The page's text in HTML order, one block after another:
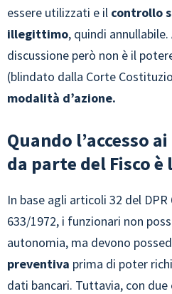
essere utilizzati e il controllo
illegittimo, quindi
discussione però non è il
(blindato dalla Corte
modalità d’azione.
Quando l’accesso
da parte del Fisco
In base agli articoli 32 del DPR
633/1972, i funzionari non
autonomia, ma devono
preventiva prima di poter
dati bancari. Tuttavia, con